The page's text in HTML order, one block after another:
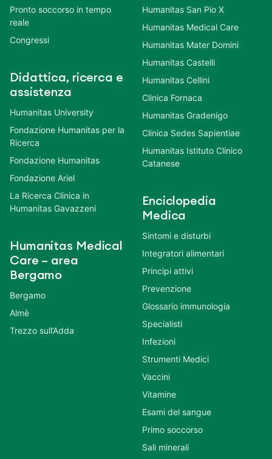
Pronto soccorso in tempo
reale
Congressi
Didattica, ricerca e
assistenza
Humanitas University
Fondazione Humanitas per la
Ricerca
Fondazione Humanitas
Fondazione Ariel
La Ricerca Clinica in
Humanitas Gavazzeni
Humanitas Medical
Care – area
Bergamo
Bergamo
Almè
Trezzo sull’Adda
Humanitas San Pio X
Humanitas Medical Care
Humanitas Mater Domini
Humanitas Castelli
Humanitas Cellini
Clinica Fornaca
Humanitas Gradenigo
Clinica Sedes Sapientiae
Humanitas Istituto Clinico
Catanese
Enciclopedia
Medica
Sintomi e disturbi
Integratori alimentari
Principi attivi
Prevenzione
Glossario immunologia
Specialisti
Infezioni
Strumenti Medici
Vaccini
Vitamine
Esami del sangue
Primo soccorso
Sali minerali